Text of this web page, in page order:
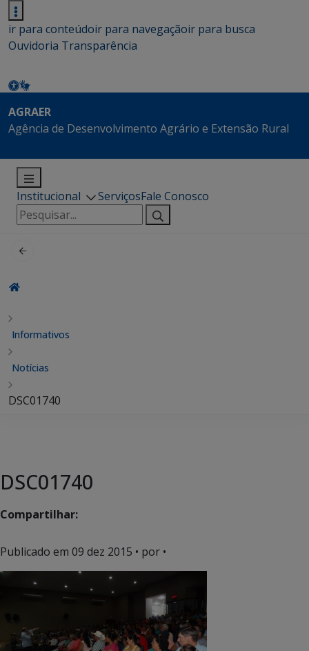
ir para conteúdoir para navegaçãoir para busca
Ouvidoria Transparência
AGRAER
Agência de Desenvolvimento Agrário e Extensão Rural
Institucional ServiçosFale Conosco
Pesquisar
por:
Informativos
Notícias
DSC01740
DSC01740
Compartilhar:
Publicado em 09 dez 2015 • por •